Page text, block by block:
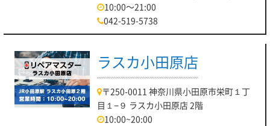
10:00～21:00
042-519-5738
ラスカ小田原店
〒250-0011 神奈川県小田原市栄町１丁
目１−９ ラスカ小田原店 2階
10:00~20:00